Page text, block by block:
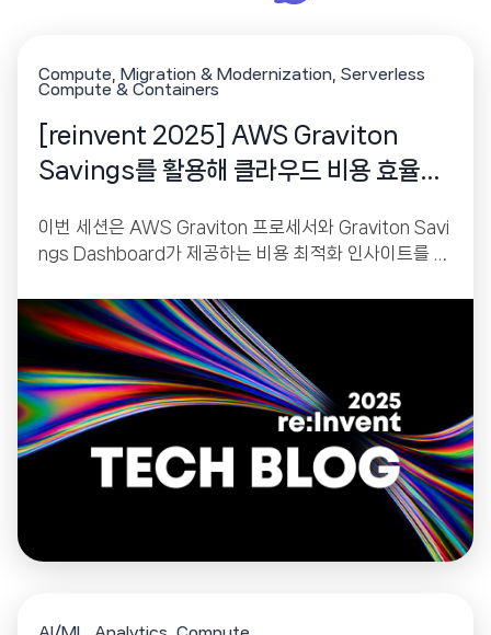
Compute Migration & Modernization Serverless
Compute & Containers
[reinvent 2025] AWS Graviton
Savings를 활용해 클라우드 비용 효율성
이번 세션은 AWS Graviton 프로세서와 Graviton Savi
ngs Dashboard가 제공하는 비용 최적화 인사이트를 중
과를 극대화하는 방법을 다룹니다. Graviton은 최대 4
0% 더 나은 가격 대비 성능, 최대 60% 높은 에너지 효율
을 제공하며, 이는 단순한 인프라 업그레이드가 아닌 비용
·성능·지속가능성(Sustainability) 모두를 개선하는 전략
적 선택임을 강조합니다.